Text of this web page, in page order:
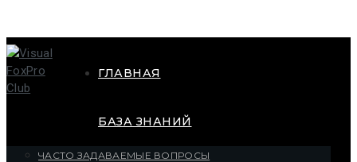
ГЛАВНАЯ
БАЗА ЗНАНИЙ
ЧАСТО ЗАДАВАЕМЫЕ ВОПРОСЫ